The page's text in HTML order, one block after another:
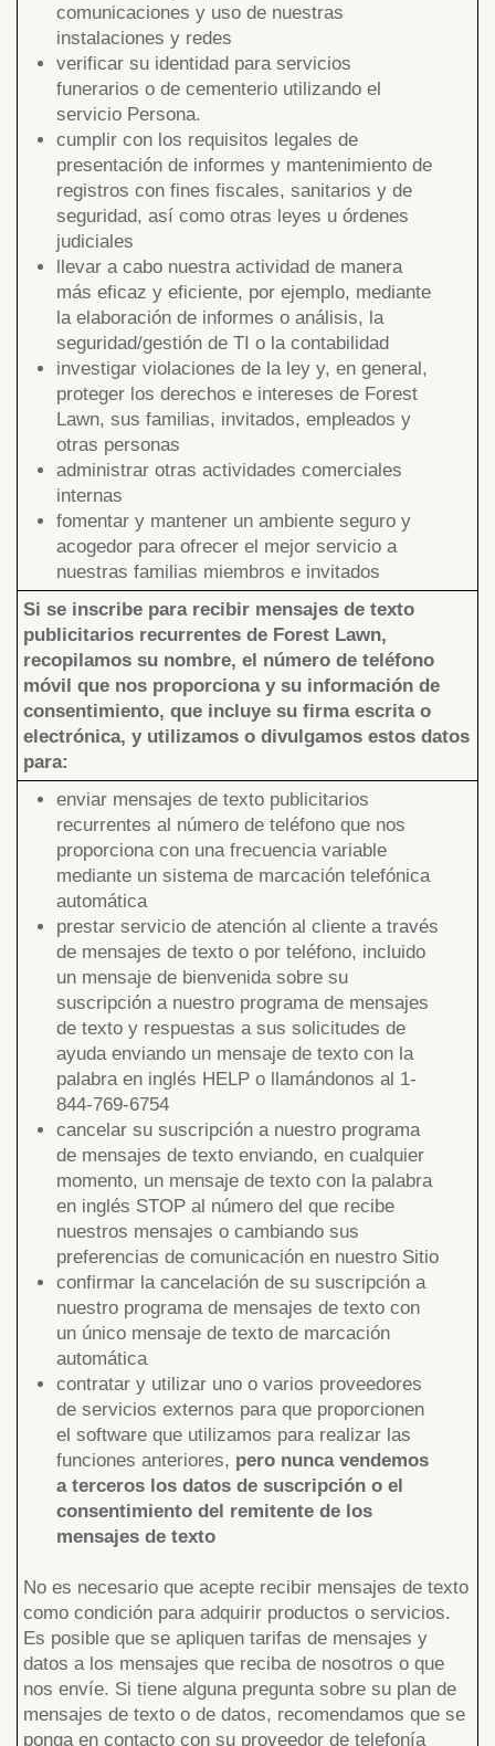
comunicaciones y uso de nuestras
instalaciones y redes
verificar su identidad para servicios
funerarios o de cementerio utilizando el
servicio Persona.
cumplir con los requisitos legales de
presentación de informes y mantenimiento de
registros con fines fiscales, sanitarios y de
seguridad, así como otras leyes u órdenes
judiciales
llevar a cabo nuestra actividad de manera
más eficaz y eficiente, por ejemplo, mediante
la elaboración de informes o análisis, la
seguridad/gestión de TI o la contabilidad
investigar violaciones de la ley y, en general,
proteger los derechos e intereses de Forest
Lawn, sus familias, invitados, empleados y
otras personas
administrar otras actividades comerciales
internas
fomentar y mantener un ambiente seguro y
acogedor para ofrecer el mejor servicio a
nuestras familias miembros e invitados
Si se inscribe para recibir mensajes de texto
publicitarios recurrentes de Forest Lawn,
recopilamos su nombre, el número de teléfono
móvil que nos proporciona y su información de
consentimiento, que incluye su firma escrita o
electrónica, y utilizamos o divulgamos estos datos
para:
enviar mensajes de texto publicitarios
recurrentes al número de teléfono que nos
proporciona con una frecuencia variable
mediante un sistema de marcación telefónica
automática
prestar servicio de atención al cliente a través
de mensajes de texto o por teléfono, incluido
un mensaje de bienvenida sobre su
suscripción a nuestro programa de mensajes
de texto y respuestas a sus solicitudes de
ayuda enviando un mensaje de texto con la
palabra en inglés HELP o llamándonos al 1-
844-769-6754
cancelar su suscripción a nuestro programa
de mensajes de texto enviando, en cualquier
momento, un mensaje de texto con la palabra
en inglés STOP al número del que recibe
nuestros mensajes o cambiando sus
preferencias de comunicación en nuestro Sitio
confirmar la cancelación de su suscripción a
nuestro programa de mensajes de texto con
un único mensaje de texto de marcación
automática
contratar y utilizar uno o varios proveedores
de servicios externos para que proporcionen
el software que utilizamos para realizar las
funciones anteriores, pero nunca vendemos
a terceros los datos de suscripción o el
consentimiento del remitente de los
mensajes de texto
No es necesario que acepte recibir mensajes de texto
como condición para adquirir productos o servicios.
Es posible que se apliquen tarifas de mensajes y
datos a los mensajes que reciba de nosotros o que
nos envíe. Si tiene alguna pregunta sobre su plan de
mensajes de texto o de datos, recomendamos que se
ponga en contacto con su proveedor de telefonía